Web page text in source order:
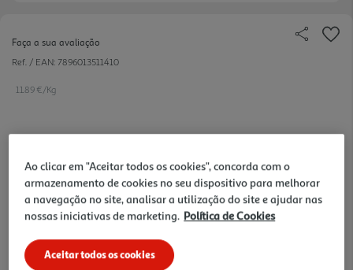
Faça a sua avaliação
Ref. / EAN: 7896013511410
11.89 €/Kg
11,89 €
-10% Imediato Exclusivo Online
De 2/8/2026 a 1/9/2026
Notas de preparação
Ao clicar em "Aceitar todos os cookies", concorda com o
armazenamento de cookies no seu dispositivo para melhorar
a navegação no site, analisar a utilização do site e ajudar nas
nossas iniciativas de marketing. Política de Cookies
Aceitar todos os cookies